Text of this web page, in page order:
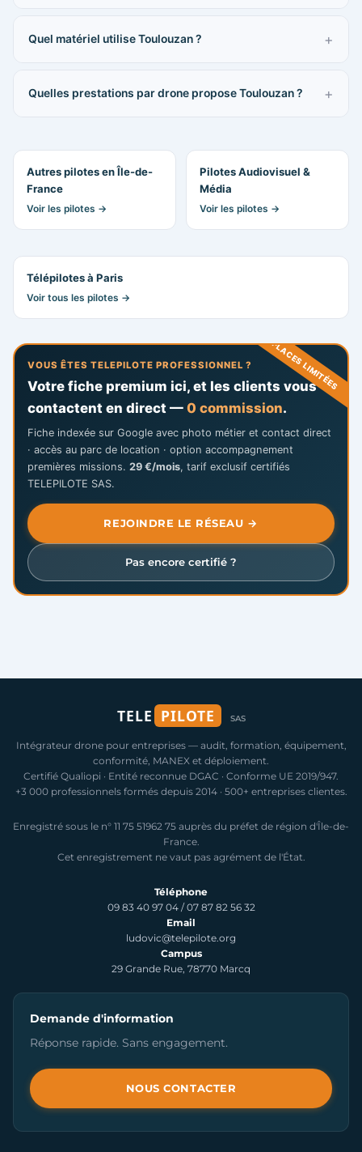
Quel matériel utilise Toulouzan ?
Quelles prestations par drone propose Toulouzan ?
Autres pilotes en Île-de-
France
Voir les pilotes →
Pilotes Audiovisuel &
Média
Voir les pilotes →
Télépilotes à Paris
Voir tous les pilotes →
PLACES LIMITÉES
VOUS ÊTES TELEPILOTE PROFESSIONNEL ?
Votre fiche premium ici, et les clients vous
contactent en direct — 0 commission.
Fiche indexée sur Google avec photo métier et contact direct
· accès au parc de location · option accompagnement
premières missions. 29 €/mois, tarif exclusif certifiés
TELEPILOTE SAS.
REJOINDRE LE RÉSEAU →
Pas encore certifié ?
TELE PILOTE SAS
Intégrateur drone pour entreprises — audit, formation, équipement,
conformité, MANEX et déploiement.
Certifié Qualiopi · Entité reconnue DGAC · Conforme UE 2019/947.
+3 000 professionnels formés depuis 2014 · 500+ entreprises clientes.
Enregistré sous le n° 11 75 51962 75 auprès du préfet de région d'Île-de-
France.
Cet enregistrement ne vaut pas agrément de l'État.
Téléphone
09 83 40 97 04 /07 87 82 56 32
Email
ludovic@telepilote.org
Campus
29 Grande Rue, 78770 Marcq
Demande d'information
Réponse rapide. Sans engagement.
NOUS CONTACTER